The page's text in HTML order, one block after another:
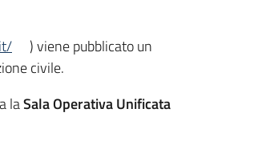
) viene pubblicato un
civile.
laSala Operativa Unificata